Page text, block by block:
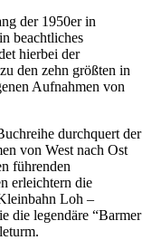
der 1950er in
beachtliches
hierbei der
den zehn größten in
Aufnahmen von
durchquert der
von West nach Ost
führenden
erleichtern die
Loh –
die legendäre “Barmer